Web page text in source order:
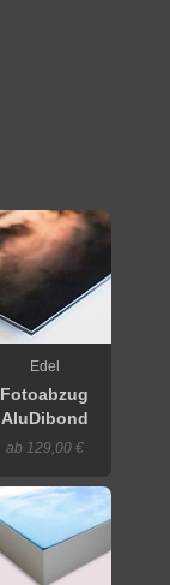
Edel
Fotoabzug
AluDibond
ab 129,00 €